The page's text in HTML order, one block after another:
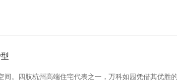
。四肢杭州高端住宅代表之一，万科如园凭借其优胜